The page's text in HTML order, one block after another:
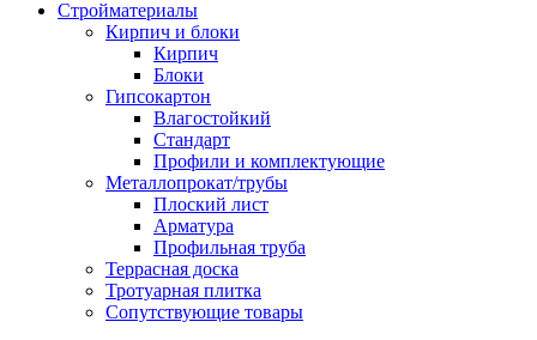
Стройматериалы
Кирпич и блоки
Кирпич
Блоки
Гипсокартон
Влагостойкий
Стандарт
Профили и комплектующие
Металлопрокат/трубы
Плоский лист
Арматура
Профильная труба
Террасная доска
Тротуарная плитка
Сопутствующие товары